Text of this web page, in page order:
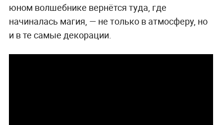
юном волшебнике вернётся туда, где
начиналась магия, — не только в атмосферу, но
и в те самые декорации.